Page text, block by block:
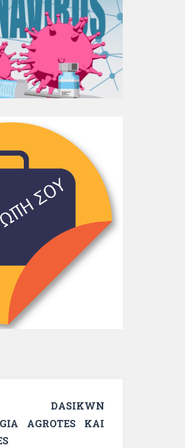
DASIKWN
AGROTES KAI